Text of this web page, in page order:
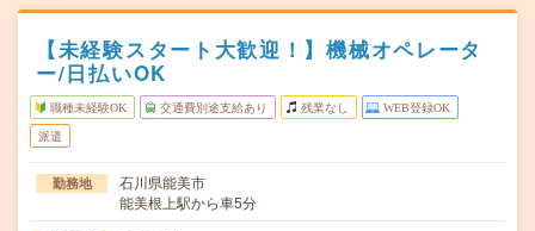
【未経験スタート大歓迎！】機械オペレータ
ー/日払いOK
職種未経験OK 交通費別途支給あり 残業なし WEB登録OK
派遣
勤務地
石川県能美市
能美根上駅から車5分